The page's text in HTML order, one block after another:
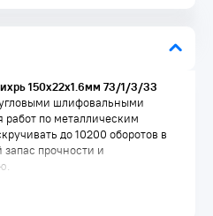
150х22х1.6мм 73/1/3/33
шлифовальными
по металлическим
до 10200 оборотов в
прочности и